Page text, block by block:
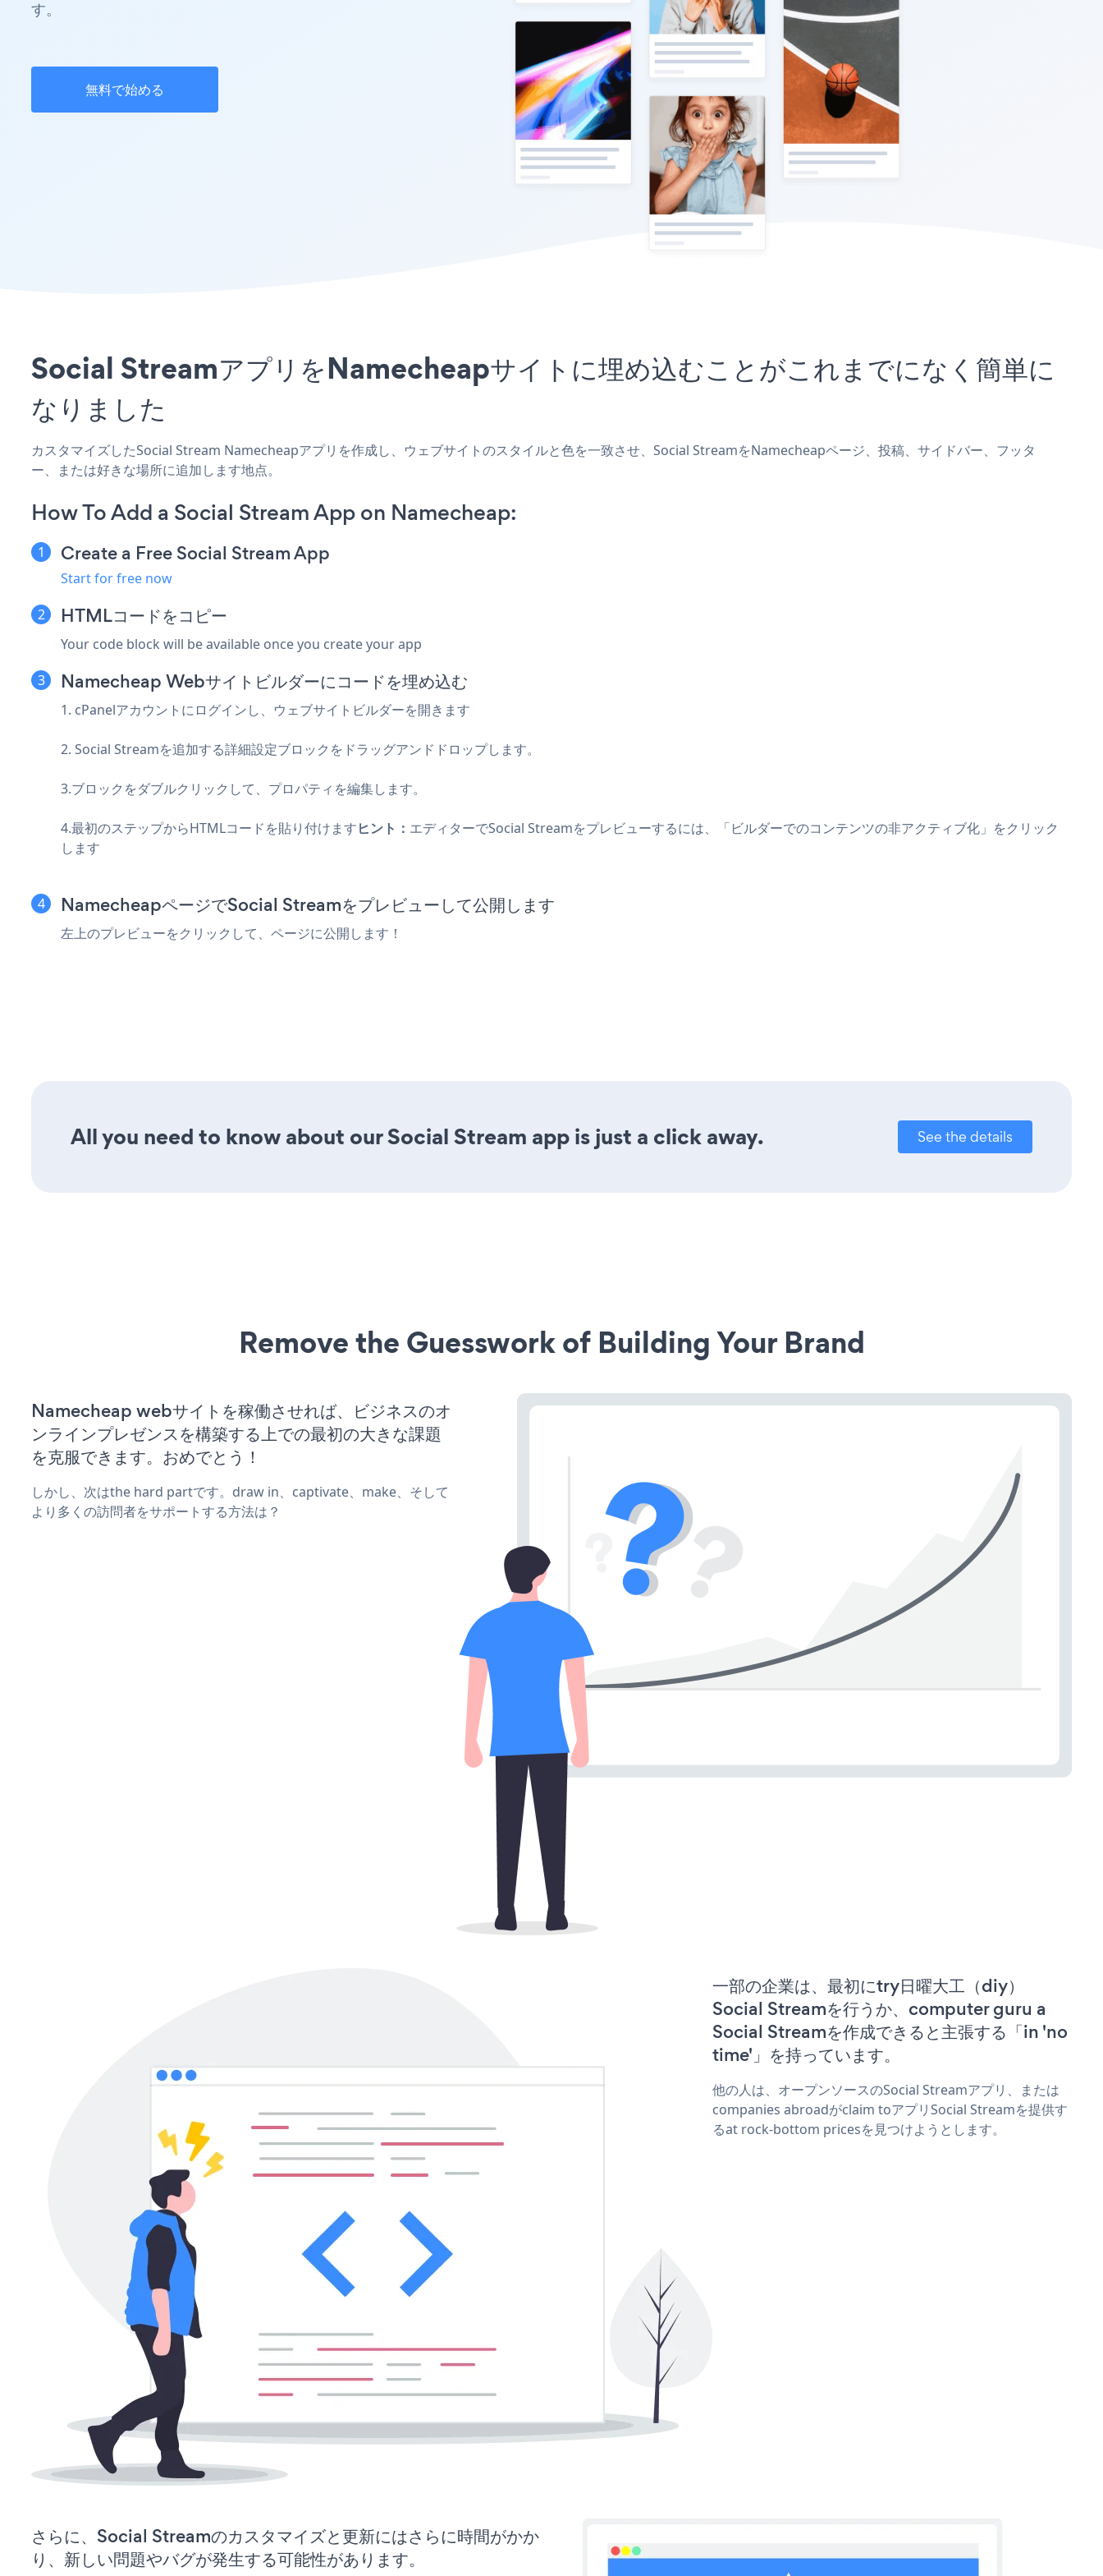
す。
無料で始める
Social StreamアプリをNamecheapサイトに埋め込むことがこれまでになく簡単に
なりました
カスタマイズしたSocial Stream Namecheapアプリを作成し、ウェブサイトのスタイルと色を一致させ、Social StreamをNamecheapページ、投稿、サイドバー、フッタ
ー、または好きな場所に追加します地点。
How To Add a Social Stream App on Namecheap:
Create a Free Social Stream App
Start for free now
HTMLコードをコピー
Your code block will be available once you create your app
Namecheap Webサイトビルダーにコードを埋め込む
1. cPanelアカウントにログインし、ウェブサイトビルダーを開きます
2. Social Streamを追加する詳細設定ブロックをドラッグアンドドロップします。
3.ブロックをダブルクリックして、プロパティを編集します。
4.最初のステップからHTMLコードを貼り付けますヒント： エディターでSocial Streamをプレビューするには、「ビルダーでのコンテンツの非アクティブ化」をクリック
します
NamecheapページでSocial Streamをプレビューして公開します
左上のプレビューをクリックして、ページに公開します！
All you need to know about our Social Stream app is just a click away. See the details
Remove the Guesswork of Building Your Brand
Namecheap webサイトを稼働させれば、ビジネスのオ
ンラインプレゼンスを構築する上での最初の大きな課題
を克服できます。おめでとう！
しかし、次はthe hard partです。draw in、captivate、make、そして
より多くの訪問者をサポートする方法は？
一部の企業は、最初にtry日曜大工（diy）
Social Streamを行うか、computer guru a
Social Streamを作成できると主張する「in 'no
time'」を持っています。
他の人は、オープンソースのSocial Streamアプリ、または
companies abroadがclaim toアプリSocial Streamを提供す
るat rock-bottom pricesを見つけようとします。
さらに、Social Streamのカスタマイズと更新にはさらに時間がかか
り、新しい問題やバグが発生する可能性があります。